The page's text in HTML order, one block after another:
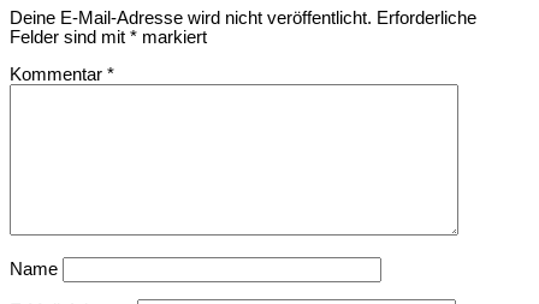
Deine E-Mail-Adresse wird nicht veröffentlicht. Erforderliche
Felder sind mit * markiert
Kommentar *
Name